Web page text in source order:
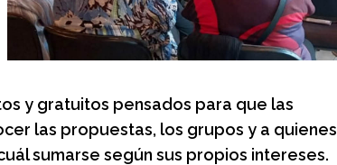
y gratuitos pensados para que las
las propuestas, los grupos y a quienes
sumarse según sus propios intereses.